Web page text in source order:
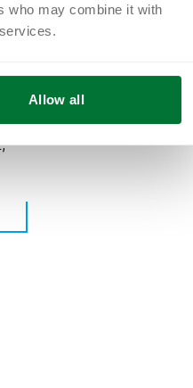
who may combine it with
Allow all